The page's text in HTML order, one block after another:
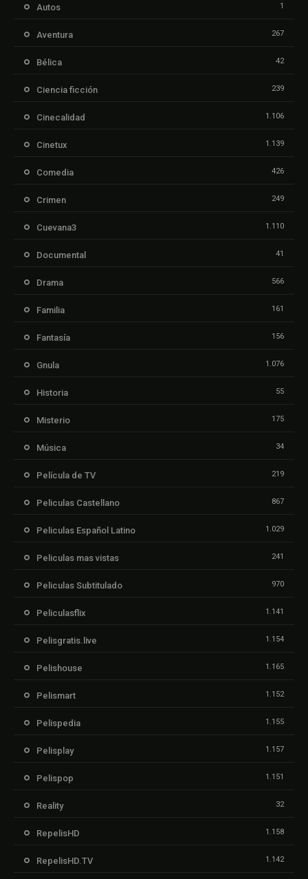
Autos 1
Aventura 267
Bélica 42
Ciencia ficción 239
Cinecalidad 1.106
Cinetux 1.139
Comedia 426
Crimen 249
Cuevana3 1.110
Documental 41
Drama 566
Familia 161
Fantasía 156
Gnula 1.076
Historia 55
Misterio 175
Música 34
Película de TV 219
Peliculas Castellano 867
Peliculas Español Latino 1.029
Peliculas mas vistas 241
Peliculas Subtitulado 970
Peliculasflix 1.141
Pelisgratis.live 1.154
Pelishouse 1.165
Pelismart 1.152
Pelispedia 1.155
Pelisplay 1.157
Pelispop 1.151
Reality 32
RepelisHD 1.158
RepelisHD.TV 1.142